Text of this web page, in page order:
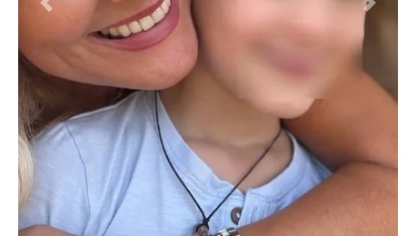
Previous Next